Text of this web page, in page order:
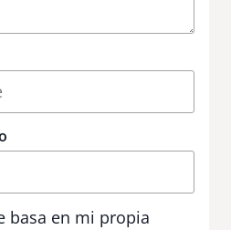
basa en mi propia